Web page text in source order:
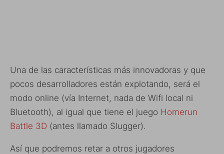
Una de las características más innovadoras y que
pocos desarrolladores están explotando, será el
modo online (vía Internet, nada de Wifi local ni
Bluetooth), al igual que tiene el juego Homerun
Battle 3D (antes llamado Slugger).
Así que podremos retar a otros jugadores